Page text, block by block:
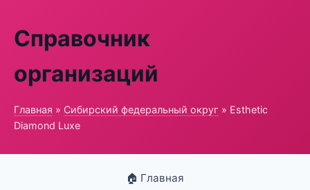
Справочник
организаций
Главная » Сибирский федеральный округ » Esthetic
Diamond Luxe
🏠 Главная